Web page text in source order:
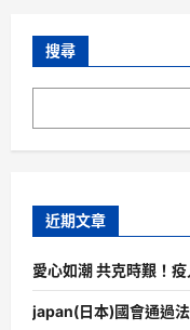
搜尋
近期文章
愛心如潮 共克時艱！
japan(日本)國會通過